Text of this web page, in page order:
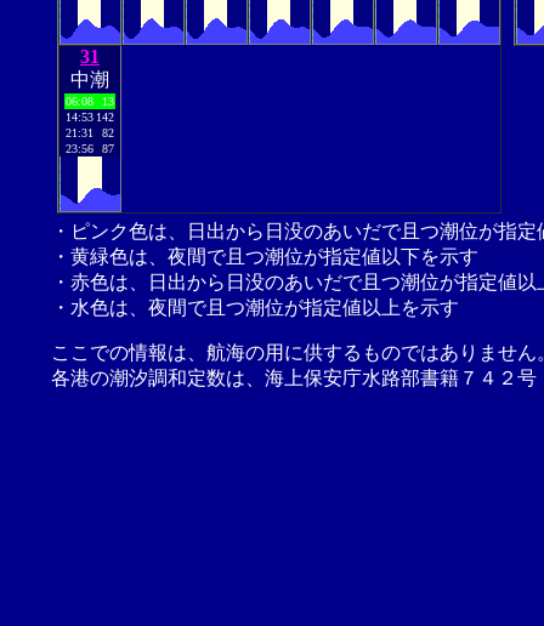
31
中潮
06:08
13
14:53 142
21:31
82
23:56
87
・ピンク色は、日出から日没のあいだで且つ潮位が指
・黄緑色は、夜間で且つ潮位が指定値以下を示す
・赤色は、日出から日没のあいだで且つ潮位が指定値以
・水色は、夜間で且つ潮位が指定値以上を示す
ここでの情報は、航海の用に供するものではありませ
各港の潮汐調和定数は、海上保安庁水路部書籍７４２